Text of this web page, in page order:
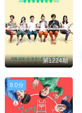
第1224期
8.0分